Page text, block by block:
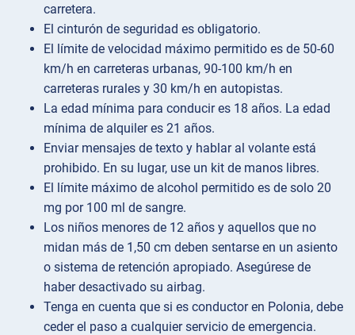
carretera.
El cinturón de seguridad es obligatorio.
El límite de velocidad máximo permitido es de 50-60
km/h en carreteras urbanas, 90-100 km/h en
carreteras rurales y 30 km/h en autopistas.
La edad mínima para conducir es 18 años. La edad
mínima de alquiler es 21 años.
Enviar mensajes de texto y hablar al volante está
prohibido. En su lugar, use un kit de manos libres.
El límite máximo de alcohol permitido es de solo 20
mg por 100 ml de sangre.
Los niños menores de 12 años y aquellos que no
midan más de 1,50 cm deben sentarse en un asiento
o sistema de retención apropiado. Asegúrese de
haber desactivado su airbag.
Tenga en cuenta que si es conductor en Polonia, debe
ceder el paso a cualquier servicio de emergencia.